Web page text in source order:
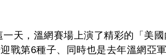
天，溫網賽場上演了精彩的「美
戰第6種子、同時也是去年溫網亞